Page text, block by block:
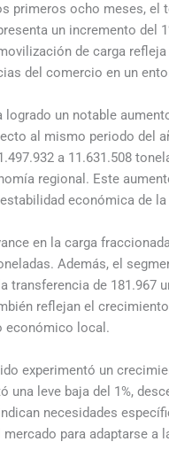
primeros ocho meses, el
un incremento del
de carga
del comercio en un
un notable
al mismo periodo del
a 11.631.508
regional. Este
económica de la
en la carga
Además, el
de 181.967
reflejan el
económico local.
experimentó un
leve baja del 1%,
necesidades
para adaptarse a